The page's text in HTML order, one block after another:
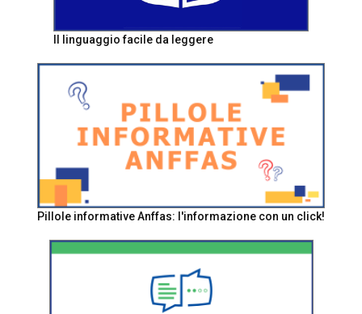
Il linguaggio facile da leggere
Pillole informative Anffas: l'informazione con un click!